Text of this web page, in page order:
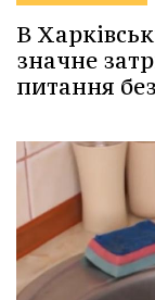
В
значне
питання